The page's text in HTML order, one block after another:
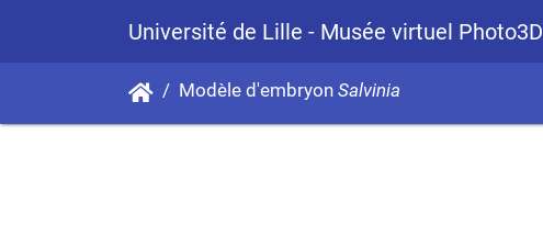
Université de Lille - Musée virtuel Photo3D
Modèle d'embryon Salvinia